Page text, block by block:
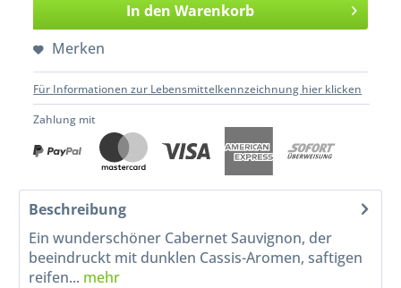
In den Warenkorb
Merken
Für Informationen zur Lebensmittelkennzeichnung hier klicken
Zahlung mit
Beschreibung
Ein wunderschöner Cabernet Sauvignon, der
beeindruckt mit dunklen Cassis-Aromen, saftigen
reifen... mehr